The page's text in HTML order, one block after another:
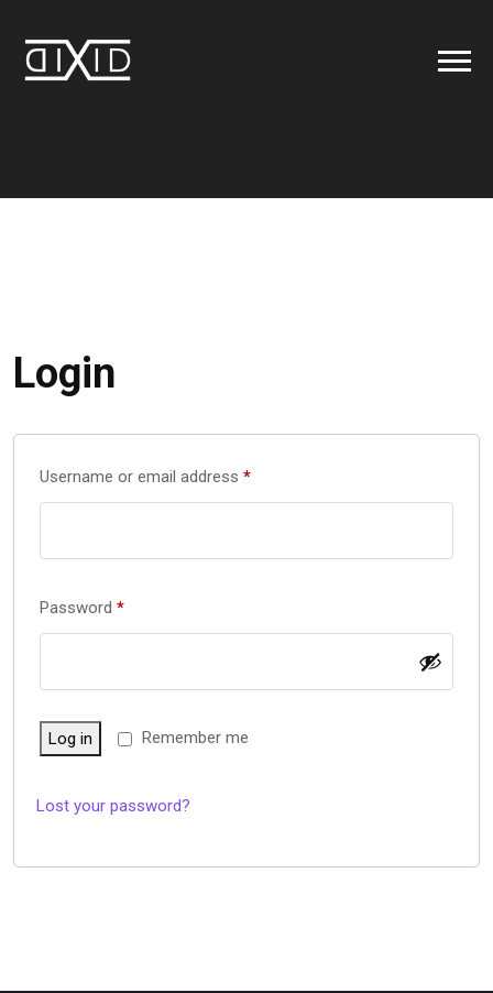
Login
Username or email address *
Password *
Remember me
Log in
Lost your password?